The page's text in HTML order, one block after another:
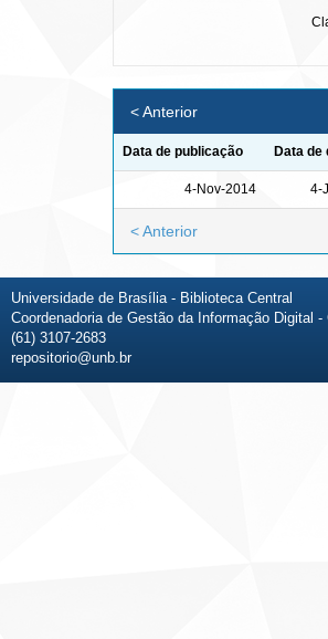
< Anterior
Data de publicação Data de
4-Nov-2014 4-
< Anterior
Universidade de Brasília - Biblioteca Central
Coordenadoria de Gestão da Informação Digital -
(61) 3107-2683
repositorio@unb.br